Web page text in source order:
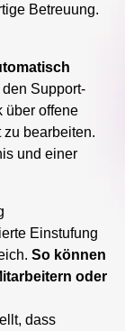
Betreuung.
Support-
über offene
bearbeiten.
und einer
Einstufung
So können
oder
dass